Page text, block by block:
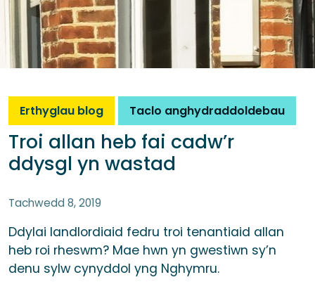
Erthyglau blog Taclo anghydraddoldebau
Troi allan heb fai cadw’r
ddysgl yn wastad
Tachwedd 8, 2019
Ddylai landlordiaid fedru troi tenantiaid allan
heb roi rheswm? Mae hwn yn gwestiwn sy’n
denu sylw cynyddol yng Nghymru.